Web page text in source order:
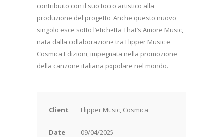
contribuito con il suo tocco artistico alla
produzione del progetto. Anche questo nuovo
singolo esce sotto l’etichetta That’s Amore Music,
nata dalla collaborazione tra Flipper Music e
Cosmica Edizioni, impegnata nella promozione
della canzone italiana popolare nel mondo.
Client Flipper Music, Cosmica
Date 09/04/2025